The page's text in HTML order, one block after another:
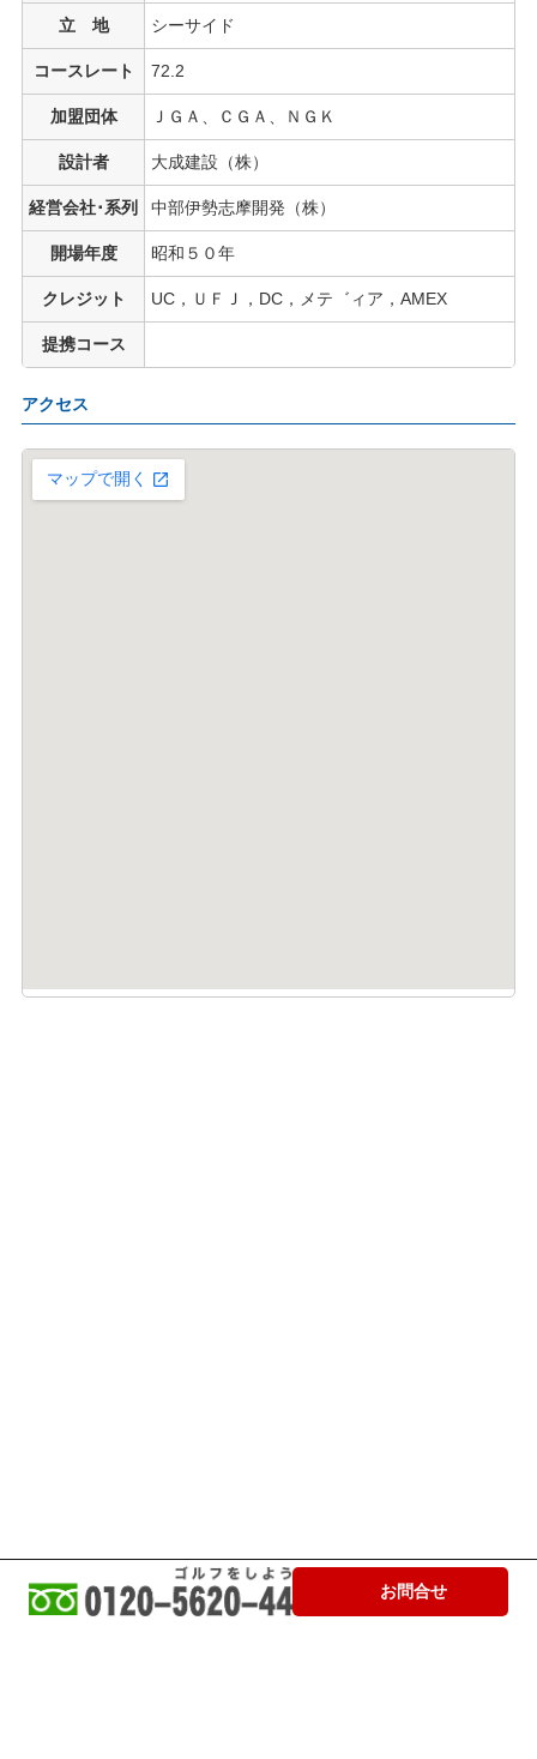
立 地 シーサイド
コースレート 72.2
加盟団体 ＪＧＡ、ＣＧＡ、ＮＧＫ
設計者 大成建設（株）
経営会社･系列 中部伊勢志摩開発（株）
開場年度 昭和５０年
クレジット UC，ＵＦＪ，DC，メテ゛ィア，AMEX
提携コース
アクセス
お問合せ